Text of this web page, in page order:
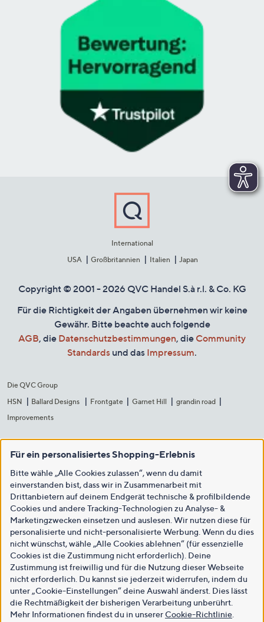
International
USA
Großbritannien Italien Japan
Copyright © 2001 - 2026 QVC Handel S.à r.l. & Co. KG
Für die Richtigkeit der Angaben übernehmen wir keine
Gewähr. Bitte beachte auch folgende
AGB, die Datenschutzbestimmungen, die Community
Standards und das Impressum.
Die QVC Group
HSN
Ballard Designs Frontgate Garnet Hill
grandin road
Improvements
Für ein personalisiertes Shopping-Erlebnis
Bitte wähle „Alle Cookies zulassen“, wenn du damit
einverstanden bist, dass wir in Zusammenarbeit mit
Drittanbietern auf deinem Endgerät technische & profilbildende
Cookies und andere Tracking-Technologien zu Analyse- &
Marketingzwecken einsetzen und auslesen. Wir nutzen diese für
personalisierte und nicht-personalisierte Werbung. Wenn du dies
nicht wünschst, wähle „Alle Cookies ablehnen“ (für essenzielle
Cookies ist die Zustimmung nicht erforderlich). Deine
Zustimmung ist freiwillig und für die Nutzung dieser Webseite
nicht erforderlich. Du kannst sie jederzeit widerrufen, indem du
unter „Cookie-Einstellungen“ deine Auswahl änderst. Dies lässt
die Rechtmäßigkeit der bisherigen Verarbeitung unberührt.
Mehr Informationen findest du in unsererCookie-Richtlinie